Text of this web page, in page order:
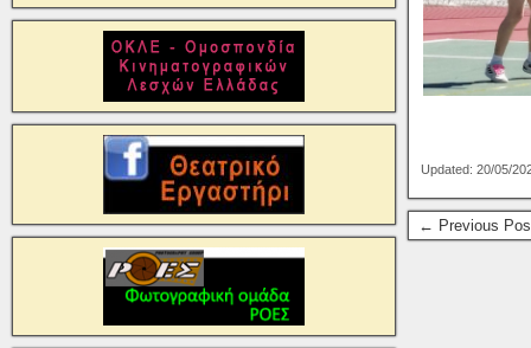
Updated: 20/05/
← Previous